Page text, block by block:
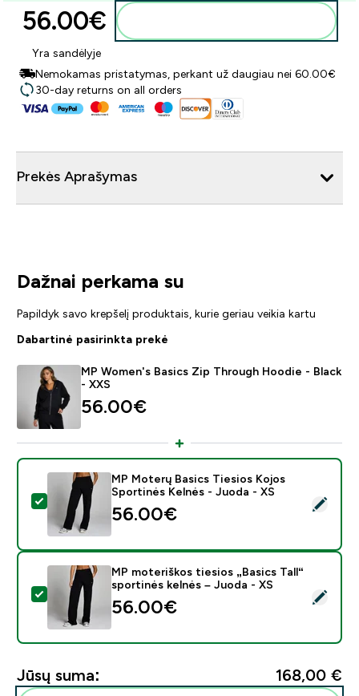
56.00€‎
Yra sandėlyje
Nemokamas pristatymas, perkant už daugiau nei 60.00€
30-day returns on all orders
Prekės Aprašymas
Dažnai perkama su
Papildyk savo krepšelį produktais, kurie geriau veikia kartu
Dabartinė pasirinkta prekė
MP Women's Basics Zip Through Hoodie - Black
- XXS
56.00€‎
Pasirinkti šį produktą - MP Moterų Basics Tiesios
MP Moterų Basics Tiesios Kojos
Sportinės Kelnės - Juoda - XS
56.00€‎
Pasirinkti šį produktą - MP moteriškos tiesios „Basics
MP moteriškos tiesios „Basics Tall“
sportinės kelnės – Juoda - XS
56.00€‎
Jūsų suma: 168,00 €‎